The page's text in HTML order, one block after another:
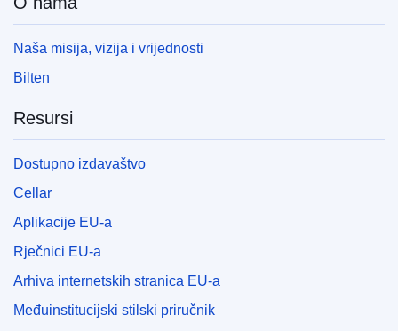
Naša misija, vizija i vrijednosti
Bilten
Resursi
Dostupno izdavaštvo
Cellar
Aplikacije EU-a
Rječnici EU-a
Arhiva internetskih stranica EU-a
Međuinstitucijski stilski priručnik